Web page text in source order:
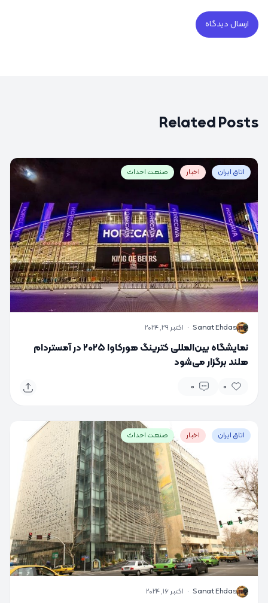
Related Posts
اتاق ایران اخبار صنعت احداث
S
Sanat Ehdas
· اکتبر 29, 2024
نمایشگاه بین‌المللی کترینگ هورکاوا ۲۰۲۵ در آمستردام
هلند برگزار می‌شود
0
0
اتاق ایران اخبار صنعت احداث
S
Sanat Ehdas
· اکتبر 16, 2024